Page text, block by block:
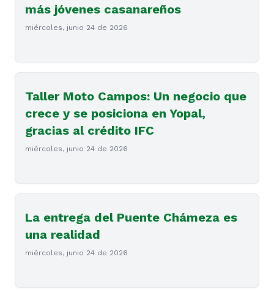
más jóvenes casanareños
miércoles, junio 24 de 2026
Taller Moto Campos: Un negocio que
crece y se posiciona en Yopal,
gracias al crédito IFC
miércoles, junio 24 de 2026
La entrega del Puente Chámeza es
una realidad
miércoles, junio 24 de 2026